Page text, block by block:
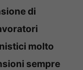
di
molto
sempre